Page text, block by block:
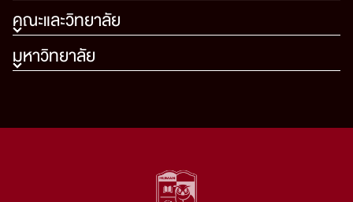
คณะและวิทยาลัย
มหาวิทยาลัย